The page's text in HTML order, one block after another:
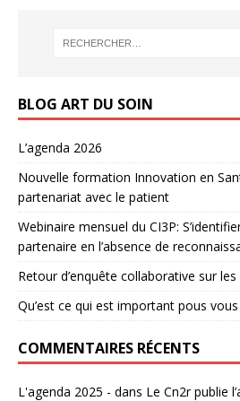
BLOG ART DU SOIN
L’agenda 2026
Nouvelle formation Innovation en
partenariat avec le patient
Webinaire mensuel du CI3P:
partenaire en l’absence de
Retour d’enquête collaborative sur
Qu’est ce qui est important pous vous
COMMENTAIRES RÉCENTS
L'agenda 2025 - dans Le Cn2r publie